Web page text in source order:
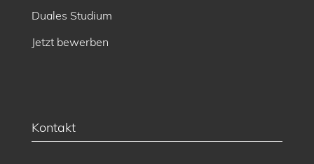
Duales Studium
Jetzt bewerben
Kontakt